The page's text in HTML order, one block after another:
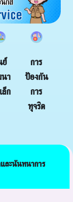
ย์
า
ล็ก
การ
ป้องกัน
การ
ทุจริต
ละนันทนาการ